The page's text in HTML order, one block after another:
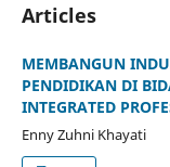
Articles
MEMBANGUN
PENDIDIKAN DI
INTEGRATED
Enny Zuhni Khayati